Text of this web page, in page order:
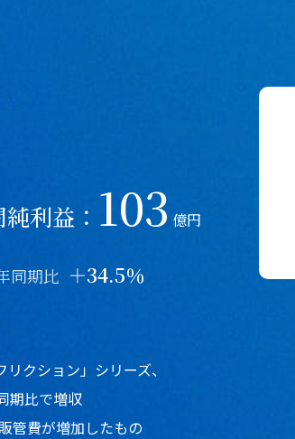
利益： 103 億円
同期比 ＋34.5％
クション」シリーズ、
期比で増収
管費が増加したもの